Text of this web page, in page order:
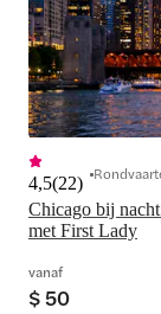
Chicago bij
met First Lady
4,5(22)
vanaf
$ 50